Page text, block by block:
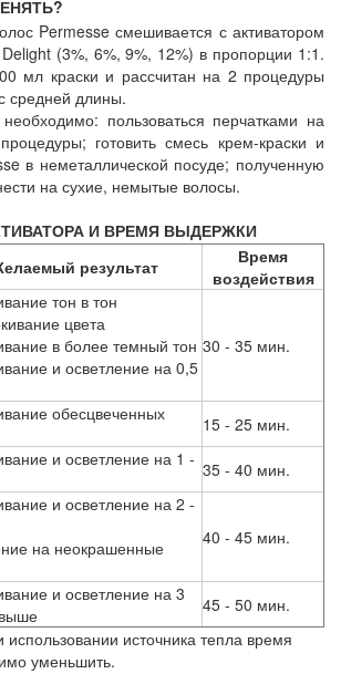
Permesse смешивается с активатором
(3%, 6%, 9%, 12%) в пропорции 1:1.
мл краски и рассчитан на 2 процедуры
средней длины.
пользоваться перчатками на
готовить смесь крем-краски и
в неметаллической посуде; полученную
на сухие, немытые волосы.
И ВРЕМЯ ВЫДЕРЖКИ
результат
Время
воздействия
тон в тон
цвета
в более темный тон
и осветление на 0,5
30 - 35 мин.
обесцвеченных
15 - 25 мин.
и осветление на 1 - 35 - 40 мин.
и осветление на 2 -
на неокрашенные
40 - 45 мин.
и осветление на 3
45 - 50 мин.
источника тепла время
уменьшить.